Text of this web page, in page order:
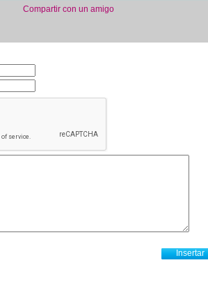
Compartir con un amigo